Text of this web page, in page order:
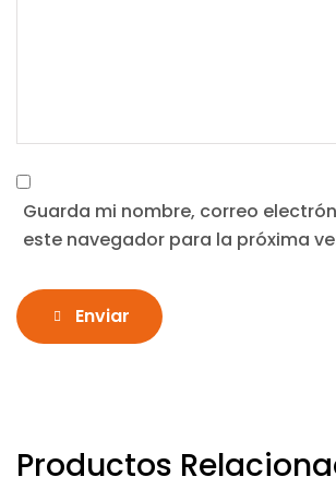
Guarda mi nombre, correo
este navegador para la próxima
Enviar
Productos